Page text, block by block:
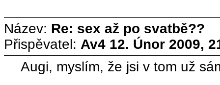
Název: Re: sex až po svatbě??
Přispěvatel: Av4 12. Únor 2009,
Augi, myslím, že jsi v tom už